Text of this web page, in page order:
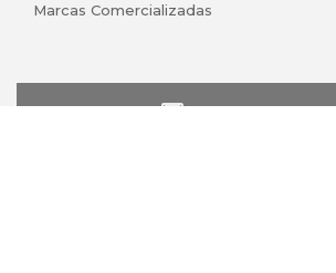
Marcas Comercializadas
lojaonline@colorfoto.pt